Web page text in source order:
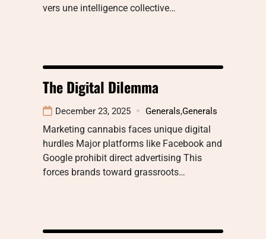
vers une intelligence collective…
The Digital Dilemma
December 23, 2025 Generals,Generals
Marketing cannabis faces unique digital
hurdles Major platforms like Facebook and
Google prohibit direct advertising This
forces brands toward grassroots…